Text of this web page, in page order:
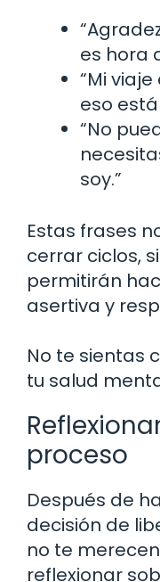
es hora
“Mi
eso está
“No
soy.”
Estas frases
cerrar ciclos,
permitirán
asertiva y
No te sientas
tu salud
proceso
Después de
decisión de
no te
reflexionar